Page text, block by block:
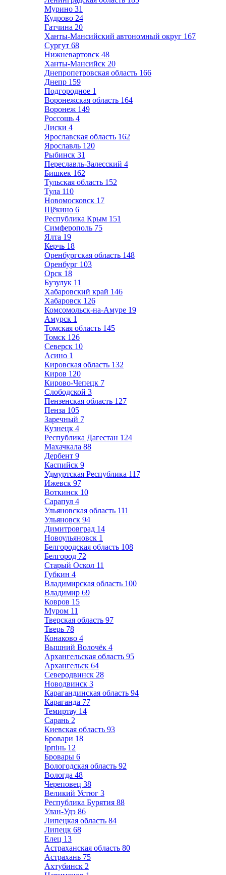
Мурино 31
Кудрово 24
Гатчина 20
Ханты-Мансийский автономный округ 167
Сургут 68
Нижневартовск 48
Ханты-Мансийск 20
Днепропетровская область 166
Днепр 159
Подгородное 1
Воронежская область 164
Воронеж 149
Россошь 4
Лиски 4
Ярославская область 162
Ярославль 120
Рыбинск 31
Переславль-Залесский 4
Бишкек 162
Тульская область 152
Тула 110
Новомосковск 17
Щёкино 6
Республика Крым 151
Симферополь 75
Ялта 19
Керчь 18
Оренбургская область 148
Оренбург 103
Орск 18
Бузулук 11
Хабаровский край 146
Хабаровск 126
Комсомольск-на-Амуре 19
Амурск 1
Томская область 145
Томск 126
Северск 10
Асино 1
Кировская область 132
Киров 120
Кирово-Чепецк 7
Слободской 3
Пензенская область 127
Пенза 105
Заречный 7
Кузнецк 4
Республика Дагестан 124
Махачкала 88
Дербент 9
Каспийск 9
Удмуртская Республика 117
Ижевск 97
Воткинск 10
Сарапул 4
Ульяновская область 111
Ульяновск 94
Димитровград 14
Новоульяновск 1
Белгородская область 108
Белгород 72
Старый Оскол 11
Губкин 4
Владимирская область 100
Владимир 69
Ковров 15
Муром 11
Тверская область 97
Тверь 78
Конаково 4
Вышний Волочёк 4
Архангельская область 95
Архангельск 64
Северодвинск 28
Новодвинск 3
Карагандинская область 94
Караганда 77
Темиртау 14
Сарань 2
Киевская область 93
Бровари 18
Ірпінь 12
Бровары 6
Вологодская область 92
Вологда 48
Череповец 38
Великий Устюг 3
Республика Бурятия 88
Улан-Удэ 86
Липецкая область 84
Липецк 68
Елец 13
Астраханская область 80
Астрахань 75
Ахтубинск 2